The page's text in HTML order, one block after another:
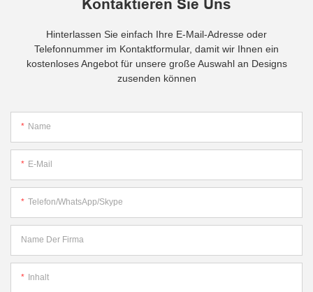
Kontaktieren Sie Uns
Hinterlassen Sie einfach Ihre E-Mail-Adresse oder
Telefonnummer im Kontaktformular, damit wir Ihnen ein
kostenloses Angebot für unsere große Auswahl an Designs
zusenden können
Name
E-Mail
Telefon/WhatsApp/Skype
Name Der Firma
Inhalt